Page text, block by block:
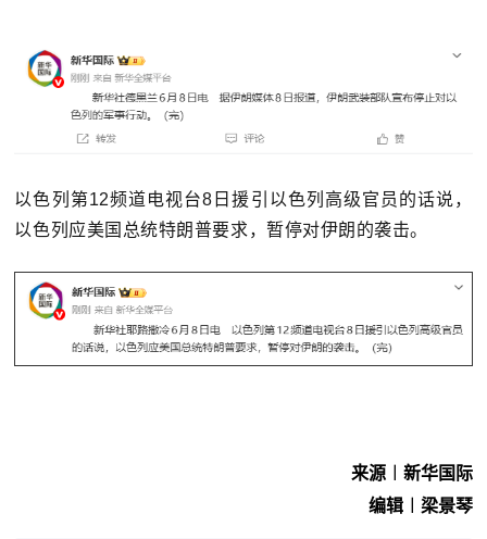
以色列第12频道电视台8日援引以色列高级官员的话说，
以色列应美国总统特朗普要求，暂停对伊朗的袭击。
来源︱新华国际
编辑︱梁景琴